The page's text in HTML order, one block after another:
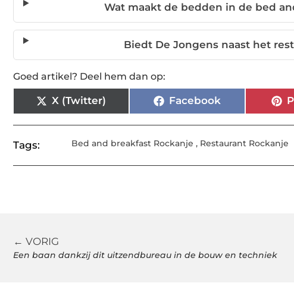
Wat maakt de bedden in de bed
Biedt De Jongens naast het
Goed artikel? Deel hem dan op:
X (Twitter) Facebook
Tags: Bed and breakfast Rockanje , Restaurant Rockanje
← VORIG
Een baan dankzij dit uitzendbureau in de bouw en techniek